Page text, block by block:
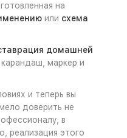
на
или схема
домашней
маркер и
и теперь вы
доверить не
в
реализация этого